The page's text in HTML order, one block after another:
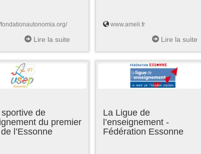
fondationautonomia.org/
Lire la suite
www.ameli.fr
Lire la suite
de
du premier
l’Essonne
La Ligue de
l’enseignement -
Fédération Essonne